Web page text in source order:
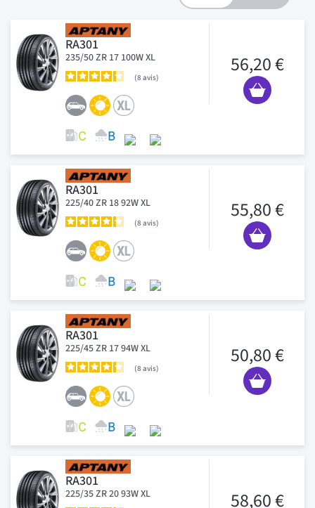
RA301
235/50 ZR 17 100W XL
8 avis
56,20 €
RA301
225/40 ZR 18 92W XL
8 avis
55,80 €
RA301
225/45 ZR 17 94W XL
8 avis
50,80 €
RA301
225/35 ZR 20 93W XL 58,60 €